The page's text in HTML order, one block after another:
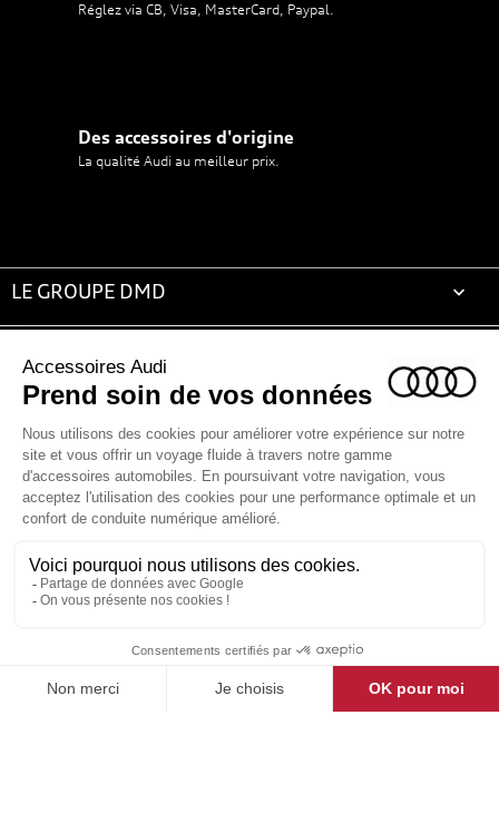
Réglez via CB, Visa, MasterCard, Paypal.
Des accessoires d'origine
La qualité Audi au meilleur prix.
LE GROUPE DMD 
LA BOUTIQUE
ESPACE CLIENT
CONTACT & AIDE
© Groupe DMD 2025
Pensez à covoiturer
#SeDeplacerMoinsPolluer